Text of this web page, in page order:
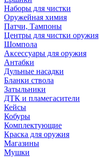
Наборы для чистки
Оружейная химия
Патчи, Тампоны
Центры для чистки оружия
Шомпола
Аксессуары для оружия
Антабки
Дульные насадки
Бланки ствола
Затыльники
ДТК и пламегасители
Кейсы
Кобуры
Комплектующие
Краска для оружия
Магазины
Мушки